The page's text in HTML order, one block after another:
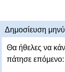
Δημοσίευση
Θα ήθελες να
πάτησε επόμενο: